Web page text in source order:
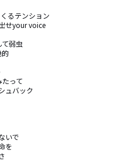
るテンション
せyour voice
弱虫
って
ュバック
いで
を